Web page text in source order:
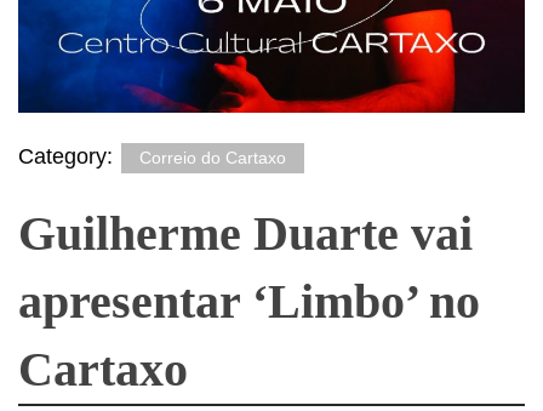
Category: Correio do Cartaxo
Guilherme Duarte vai
apresentar ‘Limbo’ no
Cartaxo